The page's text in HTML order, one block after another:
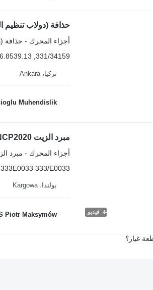
أجزاء المحرك - حذافة
331/34159, 56.8539.13
تركيا، Ankara
Muhendislik
فيديو
أجزاء المحرك - مبرد
333/E0033
بولندا، Kargowa
Piotr Maksymów
غيار؟